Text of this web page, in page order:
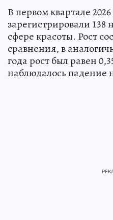
В первом квартале
зарегистрировали 138
сфере красоты. Рост
сравнения, в
года рост был равен
наблюдалось падение